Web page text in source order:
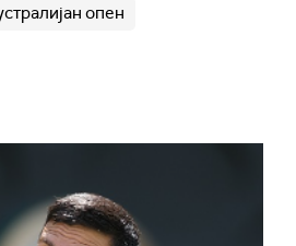
опен